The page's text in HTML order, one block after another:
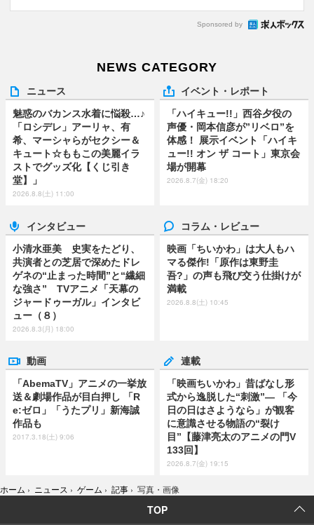
Sponsored by
NEWS CATEGORY
ニュース
魅惑のバカンス水着に悩殺…♪
「ロシデレ」アーリャ、有
希、マーシャらがセクシー＆
キュート☆ももこの美麗イラ
ストでグッズ化【くじ引き
堂】」
2026.8.8(土) 11:00
イベント・レポート
「ハイキュー!!」西谷夕役の
声優・岡本信彦が”リベロ”を
体感！ 展示イベント「ハイキ
ュー!! オン ザ コート」東京会
場が開幕
2026.8.7(金) 18:20
インタビュー
小清水亜美 史実をたどり、
共演者との芝居で深めたドレ
ゲネの“止まった時間”と“繊細
な強さ” TVアニメ「天幕の
ジャードゥーガル」インタビ
ュー（８）
2026.8.3(月) 18:00
コラム・レビュー
映画「ちいかわ」は大人もハ
マる傑作!「原作は東野圭
吾?」の声も飛び交う仕掛けが
満載
2026.8.8(土) 10:45
動画
「AbemaTV」アニメの一挙放
送＆劇場作品が目白押し 「R
e:ゼロ」「うたプリ」新海誠
作品も
2017.3.18(土) 9:06
連載
「映画ちいかわ」昔ばなし形
式から逸脱した“刺激”― 「今
日の日はさようなら」が観客
に意識させる物語の“裂け
目”【藤津亮太のアニメの門V
133回】
2026.8.7(金) 19:15
ホーム › ニュース › ゲーム › 記事 › 写真・画像
TOP